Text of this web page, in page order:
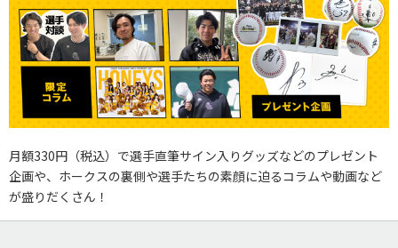
月額330円（税込）で選手直筆サイン入りグッズなどのプレゼント
企画や、ホークスの裏側や選手たちの素顔に迫るコラムや動画など
が盛りだくさん！